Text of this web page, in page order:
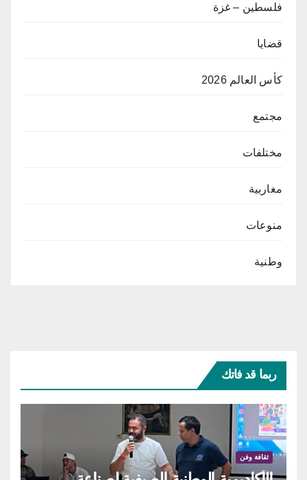
فلسطين – غزة
قضايا
كأس العالم 2026
مجتمع
مختلفات
مغاربية
منوعات
وطنية
ربما قد فاتك
ثقافة وفن